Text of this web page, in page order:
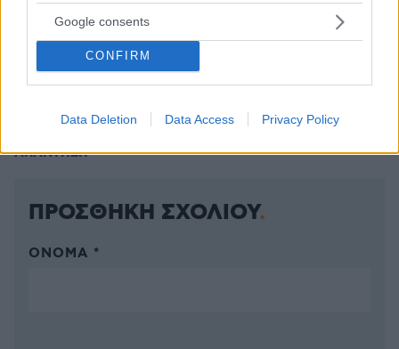
Google consents
CONFIRM
Data Deletion Data Access Privacy Policy
Ελενα
Ότι να ´ναι
ΑΠΑΝΤΗΣΗ
ΠΡΟΣΘΗΚΗ ΣΧΟΛΙΟΥ
ΌΝΟΜΑ *